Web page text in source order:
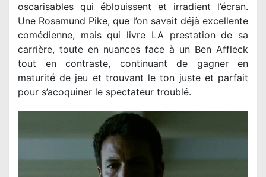
oscarisables qui éblouissent et irradient l’écran.
Une Rosamund Pike, que l’on savait déjà excellente
comédienne, mais qui livre LA prestation de sa
carrière, toute en nuances face à un Ben Affleck
tout en contraste, continuant de gagner en
maturité de jeu et trouvant le ton juste et parfait
pour s’acoquiner le spectateur troublé.